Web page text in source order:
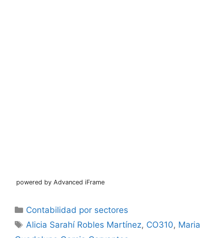
powered by Advanced iFrame
Categorías
Contabilidad por sectores
Etiquetas
Alicia Sarahí Robles Martínez, CO310, Maria